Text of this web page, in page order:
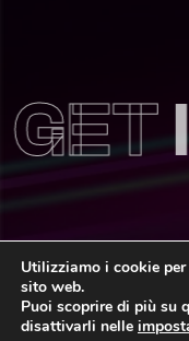
© 2026 Innovea
2535786 | Capitale
Utilizziamo i cookie
sito web.
Puoi scoprire di più su
disattivarli nelle